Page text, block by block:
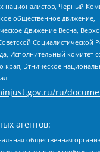
националистов, Черный
общественное движение,
Движение Весна,
Социалистической
Исполнительный комитет
края, Этническое
ru/
агентов:
Межрегиональный профессиональный союз работников здравоохранения "Альянс врачей", Юридическое лицо, зарегистрированное в Латвийской Республике, SIA "Medusa Project" (регистрационный номер 40103797863, дата регистрации 10.06.2014), Некоммерческая организация "Фонд по борьбе с коррупцией", Автономная некоммерческая организация "Институт права и публичной политики", Баданин Роман Сергеевич, Гликин Максим Александрович, Железнова Мария Михайловна, Лукьянова Юлия Сергеевна, Маетная Елизавета Витальевна, Маняхин Петр Борисович, Чуракова Ольга Владимировна, Ярош Юлия Петровна, Юридическое лицо "The Insider SIA", зарегистрированное в Риге, Латвийская Республика (дата регистрации 26.06.2015), являющееся администратором доменного имени интернет-издания "The Insider SIA", https://theins.ru, Постернак Алексей Евгеньевич, Рубин Михаил Аркадьевич, Анин Роман Александрович, Юридическое лицо Istories fonds, зарегистрированное в Латвийской Республике (регистрационный номер 50008295751, дата регистрации 24.02.2020), Великовский Дмитрий Александрович, Долинина Ирина Николаевна, Мароховская Алеся Алексеевна, Шлейнов Роман Юрьевич, Шмагун Олеся Валентиновна, Общество с ограниченной ответственностью "Альтаир 2021", Общество с ограниченной ответственностью "Вега 2021", Общество с ограниченной ответственностью "Главный редактор 2021", Общество с ограниченной ответственностью "Ромашки монолит", Важенков Артем Валерьевич, Ивановская областная общественная организация "Центр гендерных исследований", Гурман Юрий Альбертович, Медиапроект "ОВД-Инфо", Егоров Владимир Владимирович, Жилинский Владимир Александрович, Общество с ограниченной ответственностью "ЗП", Иванова София Юрьевна, Карезина Инна Павловна, Кильтау Екатерина Викторовна, Петров Алексей Викторович, Пискунов Сергей Евгеньевич, Смирнов Сергей Сергеевич, Тихонов Михаил Сергеевич, Общество с ограниченной ответственностью "ЖУРНАЛИСТ-ИНОСТРАННЫЙ АГЕНТ", Арапова Галина Юрьевна, Вольтская Татьяна Анатольевна, Американская компания "Mason G.E.S. Anonymous Foundation" (США), являющаяся владельцем интернет-издания https://mnews.world/, Компания "Stichting Bellingcat", зарегистрированная в Нидерландах (дата регистрации 11.07.2018), Захаров Андрей Вячеславович, Клепиковская Екатерина Дмитриевна, Общество с ограниченной ответственностью "МЕМО", Перл Роман Александрович, Симонов Евгений Алексеевич, Соловьева Елена Анатольевна, Сотников Даниил Владимирович, Сурначева Елизавета Дмитриевна, Автономная некоммерческая организация по защите прав человека и информированию населения "Якутия – Наше Мнение", Общество с ограниченной ответственностью "Москоу диджитал медиа", с 26.01.2023 Общество с ограниченной ответственностью "Чайка Белые сады", Ветошкина Валерия Валерьевна, Заговора Максим Александрович, Межрегиональное общественное движение "Российская ЛГБТ - сеть", Оленичев Максим Владимирович, Павлов Иван Юрьевич, Скворцова Елена Сергеевна, Общество с ограниченной ответственностью "Как бы инагент", Кочетков Игорь Викторович, Общество с ограниченной ответственностью "Честные выборы", Еланчик Олег Александрович, Общество с ограниченной ответственностью "Нобелевский призыв", Гималова Регина Эмилевна, Григорьев Андрей Валерьевич, Григорьева Алина Александровна, Ассоциация по содействию защите прав призывников, альтернативнослужащих и военнослужащих "Правозащитная группа "Гражданин.Армия.Право", Хисамова Регина Фаритовна, Автономная некоммерческая организация по реализации социально-правовых программ "Лилит", Дальневосточное общественное движение "Маяк", Санкт-Петербургская ЛГБТ-инициативная группа "Выход", Инициативная группа ЛГБТ+ "Реверс", Алексеев Андрей Викторович, Бекбулатова Таисия Львовна, Беляев Иван Михайлович, Владыкина Елена Сергеевна, Гельман Марат Александрович, Никульшина Вероника Юрьевна, Толоконникова Надежда Андреевна, Шендерович Виктор Анатольевич, Общество с ограниченной ответственностью "Данное сообщение", Общество с ограниченной ответственностью Издательский дом "Новая глава",